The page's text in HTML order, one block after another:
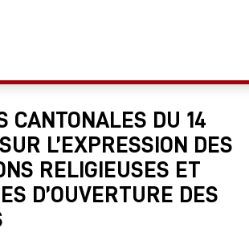
CANTONALES DU 14
L’EXPRESSION DES
RELIGIEUSES ET
D’OUVERTURE DES